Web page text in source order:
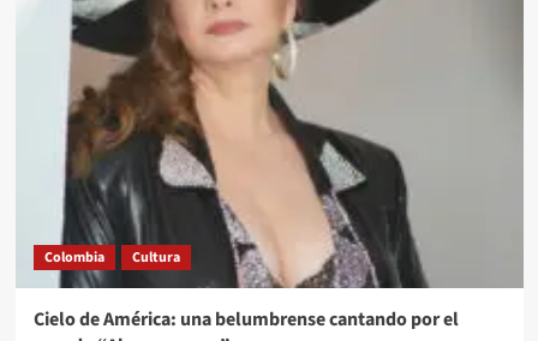
Colombia Cultura
Cielo de América: una belumbrense cantando por el